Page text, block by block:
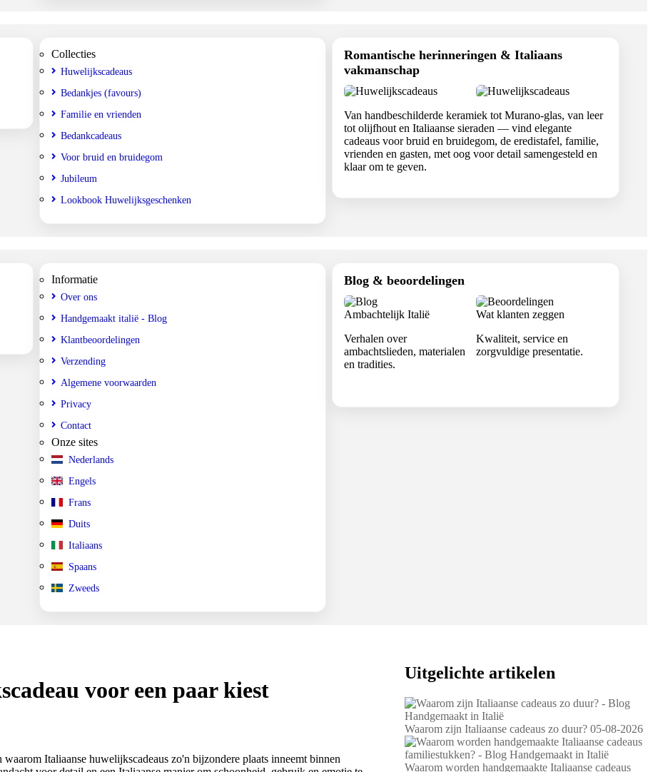
Collecties
Huwelijkscadeaus
Bedankjes (favours)
Familie en vrienden
Bedankcadeaus
Voor bruid en bruidegom
Jubileum
Lookbook Huwelijksgeschenken
Romantische herinneringen & Italiaans
vakmanschap
Van handbeschilderde keramiek tot Murano-glas, van leer
tot olijfhout en Italiaanse sieraden — vind elegante
cadeaus voor bruid en bruidegom, de eredistafel, familie,
vrienden en gasten, met oog voor detail samengesteld en
klaar om te geven.
Informatie
Over ons
Handgemaakt italië - Blog
Klantbeoordelingen
Verzending
Algemene voorwaarden
Privacy
Contact
Onze sites
Nederlands
Engels
Frans
Duits
Italiaans
Spaans
Zweeds
Blog & beoordelingen
Ambachtelijk Italië
Verhalen over
ambachtslieden, materialen
en tradities.
Wat klanten zeggen
Kwaliteit, service en
zorgvuldige presentatie.
voor een paar kiest
Italiaanse huwelijkscadeaus zo'n bijzondere plaats inneemt binnen
Uitgelichte artikelen
Waarom zijn Italiaanse cadeaus zo duur? 05-08-2026
Waarom worden handgemaakte Italiaanse cadeaus